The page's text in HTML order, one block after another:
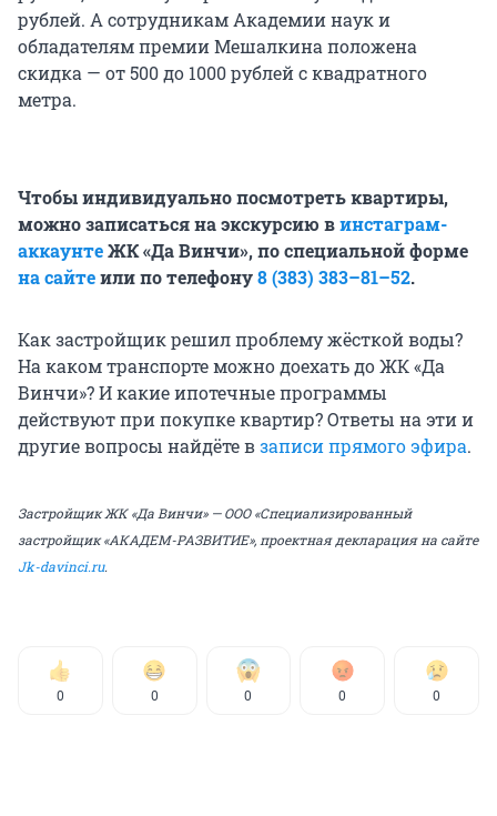
рублей. А сотрудникам Академии наук и
обладателям премии Мешалкина положена
скидка — от 500 до 1000 рублей с квадратного
метра.
Чтобы индивидуально посмотреть квартиры,
можно записаться на экскурсию винстаграм-
аккаунтеЖК «Да Винчи», по специальной форме
на сайтеили по телефону8 (383) 383–81–52.
Как застройщик решил проблему жёсткой воды?
На каком транспорте можно доехать до ЖК «Да
Винчи»? И какие ипотечные программы
действуют при покупке квартир? Ответы на эти и
другие вопросы найдёте взаписи прямого эфира.
Застройщик ЖК «Да Винчи» — ООО «Специализированный
застройщик «АКАДЕМ-РАЗВИТИЕ», проектная декларация на сайте
Jk-davinci.ru.
0 0 0 0 0